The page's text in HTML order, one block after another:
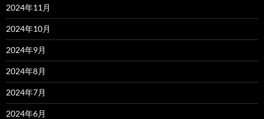
2024年11月
2024年10月
2024年9月
2024年8月
2024年7月
2024年6月